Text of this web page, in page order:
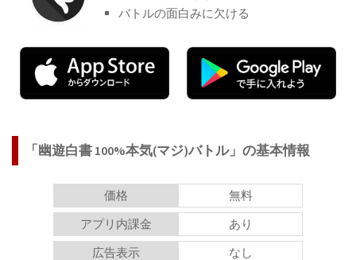
バトルの面白みに欠ける
「幽遊白書 100%本気(マジ)バトル」の基本情報
価格
無料
アプリ内課金
あり
広告表示
なし